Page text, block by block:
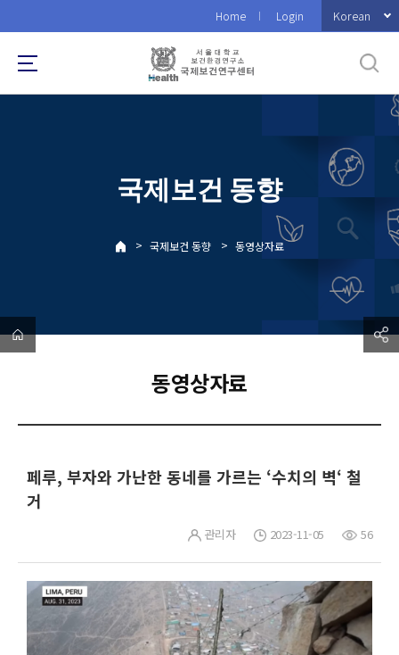
로
메
Home Login Korean
국제보건 동향
> 국제보건 동향 > 동영상자료
동영상자료
페루, 부자와 가난한 동네를 가르는 ‘수치의 벽‘ 철
거
관리자 2023-11-05 56